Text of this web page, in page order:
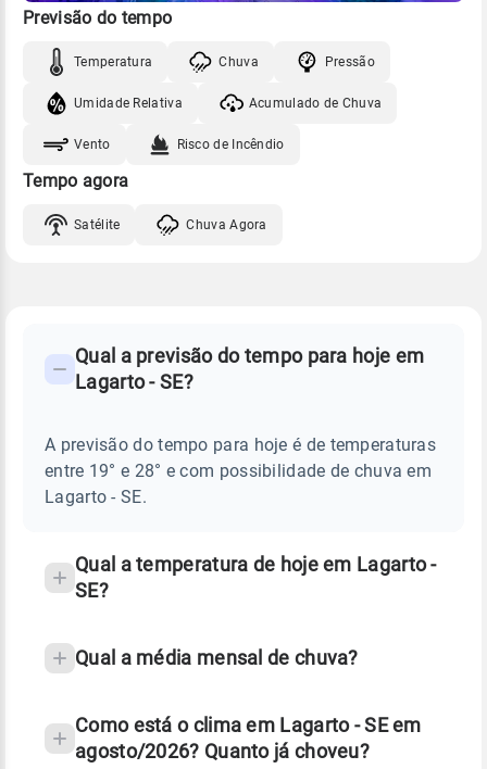
Previsão do tempo
Temperatura Chuva Pressão
Umidade Relativa Acumulado de Chuva
Vento Risco de Incêndio
Tempo agora
Satélite Chuva Agora
PREVISÃO
TEMPO
LAGARTO
Perguntas
sobre
chuva
Qual a previsão do tempo para hoje em
Lagarto - SE?
A previsão do tempo para hoje é de temperaturas
entre 19° e 28° e com possibilidade de chuva em
Lagarto - SE.
Qual a temperatura de hoje em Lagarto -
SE?
Qual a média mensal de chuva?
Como está o clima em Lagarto - SE em
agosto/2026? Quanto já choveu?